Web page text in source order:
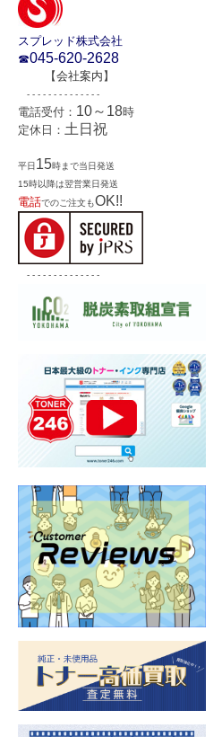
スプレッド株式会社
☎045-620-2628
【会社案内 】
- - - - - - - - - - - - - -
電話受付： 10～18時
定休日： 土日祝
平日 15時まで当日発送
15時以降は翌営業日発送
電話でのご注文もOK!!
- - - - - - - - - - - - - -